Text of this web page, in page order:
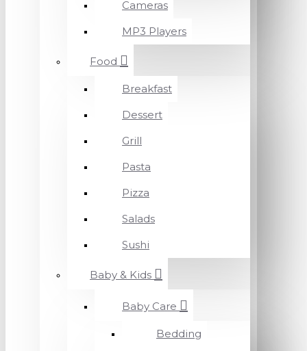
Cameras
MP3 Players
Food
Breakfast
Dessert
Grill
Pasta
Pizza
Salads
Sushi
Baby & Kids
Baby Care
Bedding